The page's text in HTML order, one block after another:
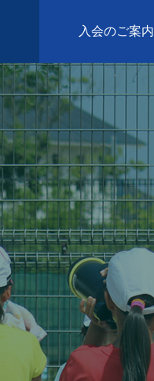
入会のご案内